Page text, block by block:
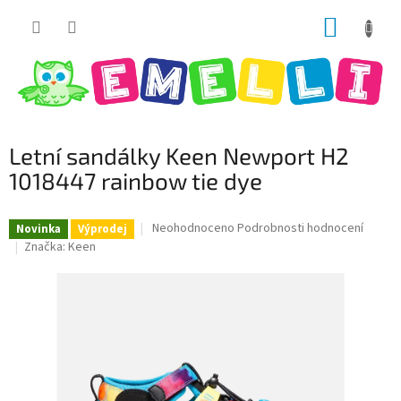
Letní sandálky Keen Newport H2
1018447 rainbow tie dye
Novinka Výprodej
Průměrné
Neohodnoceno Podrobnosti hodnocení
Značka: Keen